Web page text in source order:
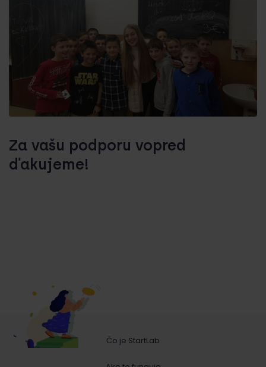
Za vašu podporu vopred
ďakujeme!
Čo je StartLab